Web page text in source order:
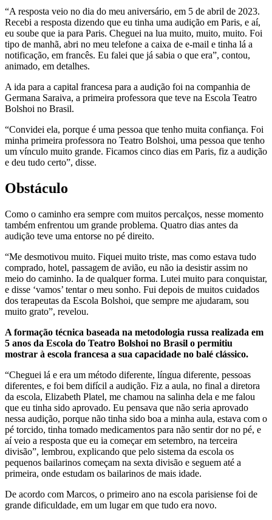
“A resposta veio no dia do meu aniversário, em 5 de abril de 2023.
Recebi a resposta dizendo que eu tinha uma audição em Paris, e aí,
eu soube que ia para Paris. Cheguei na lua muito, muito, muito. Foi
tipo de manhã, abri no meu telefone a caixa de e-mail e tinha lá a
notificação, em francês. Eu falei que já sabia o que era”, contou,
animado, em detalhes.
A ida para a capital francesa para a audição foi na companhia de
Germana Saraiva, a primeira professora que teve na Escola Teatro
Bolshoi no Brasil.
“Convidei ela, porque é uma pessoa que tenho muita confiança. Foi
minha primeira professora no Teatro Bolshoi, uma pessoa que tenho
um vínculo muito grande. Ficamos cinco dias em Paris, fiz a audição
e deu tudo certo”, disse.
Obstáculo
Como o caminho era sempre com muitos percalços, nesse momento
também enfrentou um grande problema. Quatro dias antes da
audição teve uma entorse no pé direito.
“Me desmotivou muito. Fiquei muito triste, mas como estava tudo
comprado, hotel, passagem de avião, eu não ia desistir assim no
meio do caminho. Ia de qualquer forma. Lutei muito para conquistar,
e disse ‘vamos’ tentar o meu sonho. Fui depois de muitos cuidados
dos terapeutas da Escola Bolshoi, que sempre me ajudaram, sou
muito grato”, revelou.
A formação técnica baseada na metodologia russa realizada em
5 anos da Escola do Teatro Bolshoi no Brasil o permitiu
mostrar à escola francesa a sua capacidade no balé clássico.
“Cheguei lá e era um método diferente, língua diferente, pessoas
diferentes, e foi bem difícil a audição. Fiz a aula, no final a diretora
da escola, Elizabeth Platel, me chamou na salinha dela e me falou
que eu tinha sido aprovado. Eu pensava que não seria aprovado
nessa audição, porque não tinha sido boa a minha aula, estava com o
pé torcido, tinha tomado medicamentos para não sentir dor no pé, e
aí veio a resposta que eu ia começar em setembro, na terceira
divisão”, lembrou, explicando que pelo sistema da escola os
pequenos bailarinos começam na sexta divisão e seguem até a
primeira, onde estudam os bailarinos de mais idade.
De acordo com Marcos, o primeiro ano na escola parisiense foi de
grande dificuldade, em um lugar em que tudo era novo.